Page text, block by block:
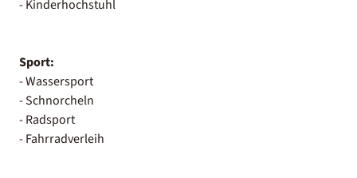
- Kinderhochstuhl
Sport:
- Wassersport
- Schnorcheln
- Radsport
- Fahrradverleih